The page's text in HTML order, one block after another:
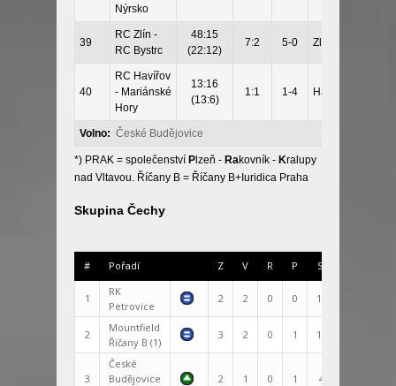
Nýrsko
39
RC Zlín -
RC Bystrc
48:15
(22:12)
7:2 5-0 Zlín
40
RC Havířov
- Mariánské
Hory
13:16
(13:6)
1:1 1-4 Havířov
Volno: České Budějovice
*) PRAK = společenství P lzeň - Rakovník - Kralupy
nad Vltavou. Říčany B = Říčany B+Iuridica Praha
Skupina Čechy
# Pořadí Z V R P Skóre
1
RK
Petrovice
2 2 0 0 126:38
2
Mountfield
Říčany B (1)
3 2 0 1 130:72
3
České
Budějovice
2 1 0 1 47:39